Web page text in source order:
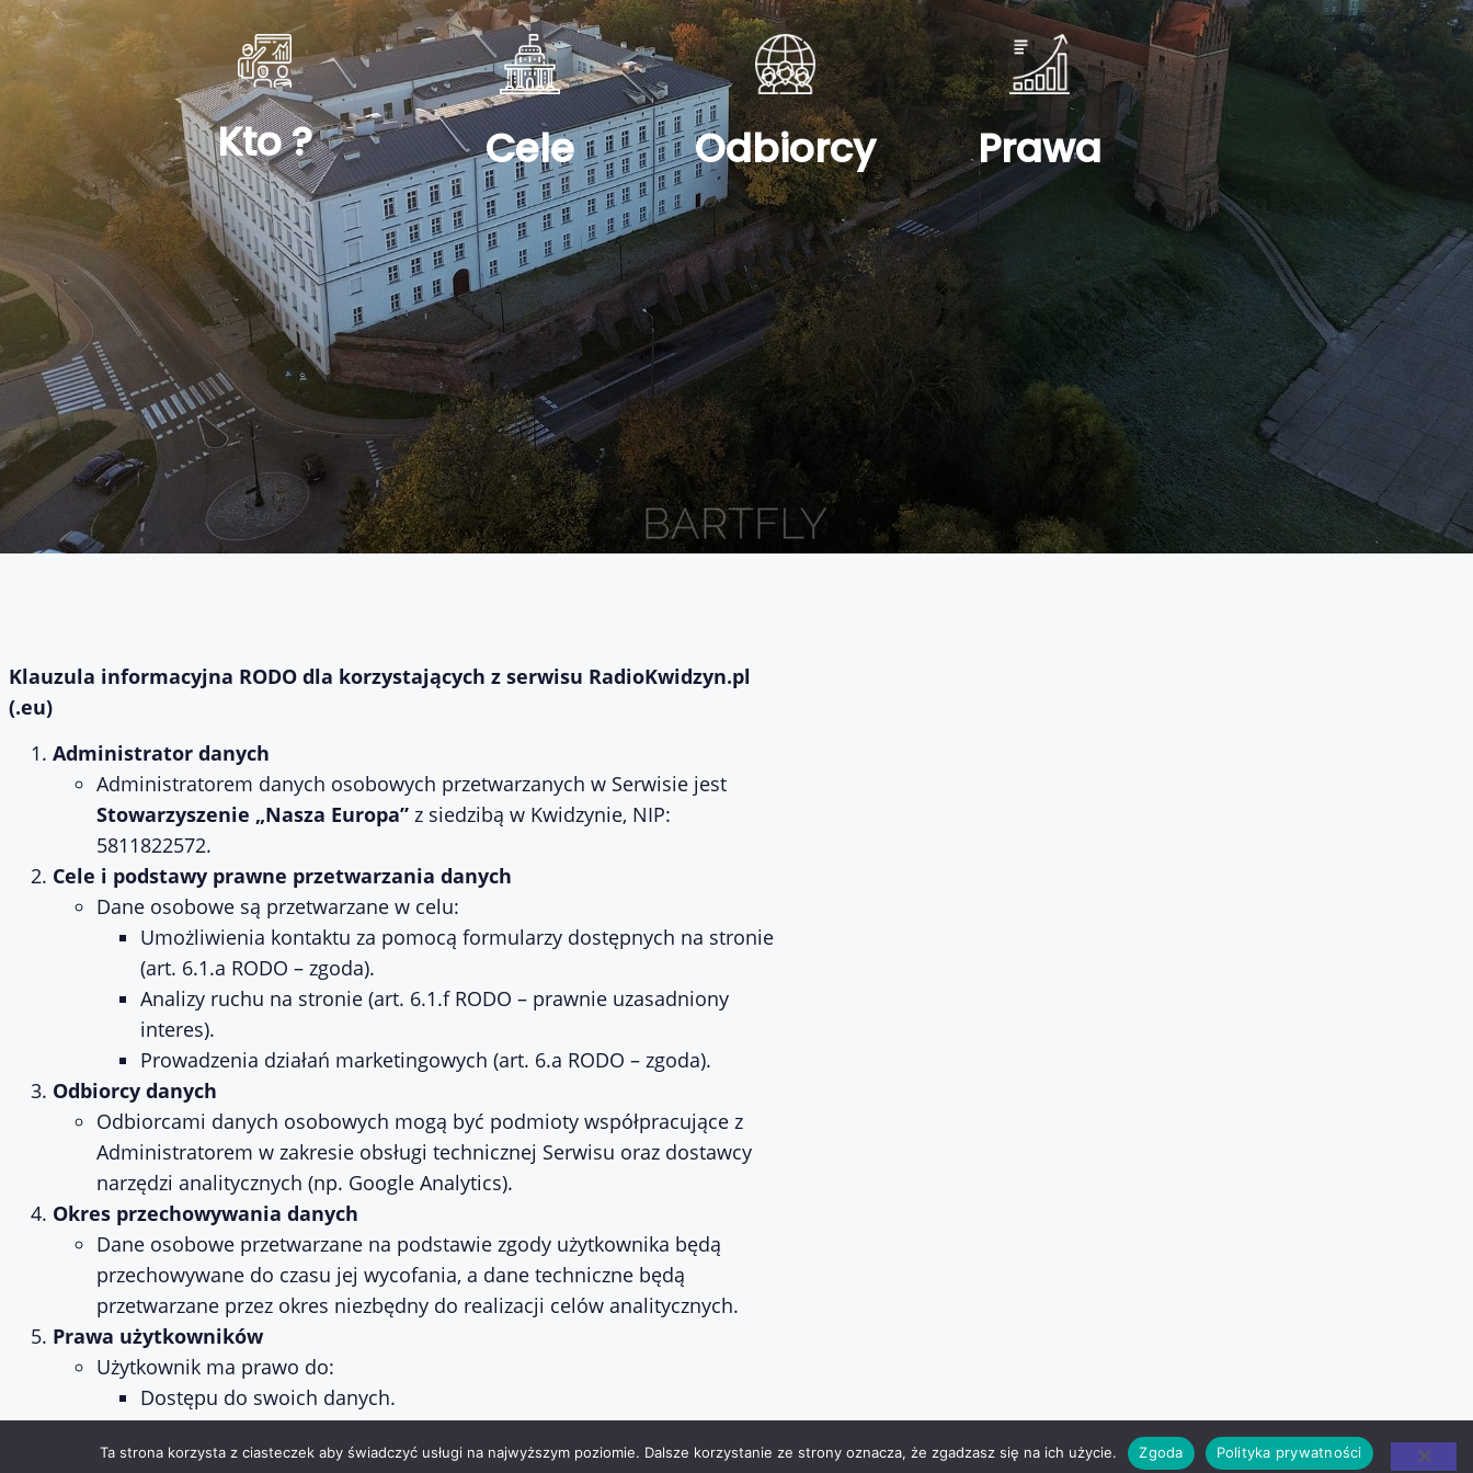
Kto ? Cele Odbiorcy Prawa
Klauzula informacyjna RODO dla korzystających z serwisu RadioKwidzyn.pl
(.eu)
Administrator danych
Administratorem danych osobowych przetwarzanych w Serwisie jest
Stowarzyszenie „Nasza Europa” z siedzibą w Kwidzynie, NIP:
5811822572.
Cele i podstawy prawne przetwarzania danych
Dane osobowe są przetwarzane w celu:
Umożliwienia kontaktu za pomocą formularzy dostępnych na stronie
(art. 6.1.a RODO – zgoda).
Analizy ruchu na stronie (art. 6.1.f RODO – prawnie uzasadniony
interes).
Prowadzenia działań marketingowych (art. 6.a RODO – zgoda).
Odbiorcy danych
Odbiorcami danych osobowych mogą być podmioty współpracujące z
Administratorem w zakresie obsługi technicznej Serwisu oraz dostawcy
narzędzi analitycznych (np. Google Analytics).
Okres przechowywania danych
Dane osobowe przetwarzane na podstawie zgody użytkownika będą
przechowywane do czasu jej wycofania, a dane techniczne będą
przetwarzane przez okres niezbędny do realizacji celów analitycznych.
Prawa użytkowników
Użytkownik ma prawo do:
Dostępu do swoich danych.
Sprostowania danych.
Usunięcia danych.
Ta strona korzysta z ciasteczek aby świadczyć usługi na najwyższym poziomie. Dalsze korzystanie ze strony oznacza, że zgadzasz się na ich użycie. Zgoda Polityka prywatności